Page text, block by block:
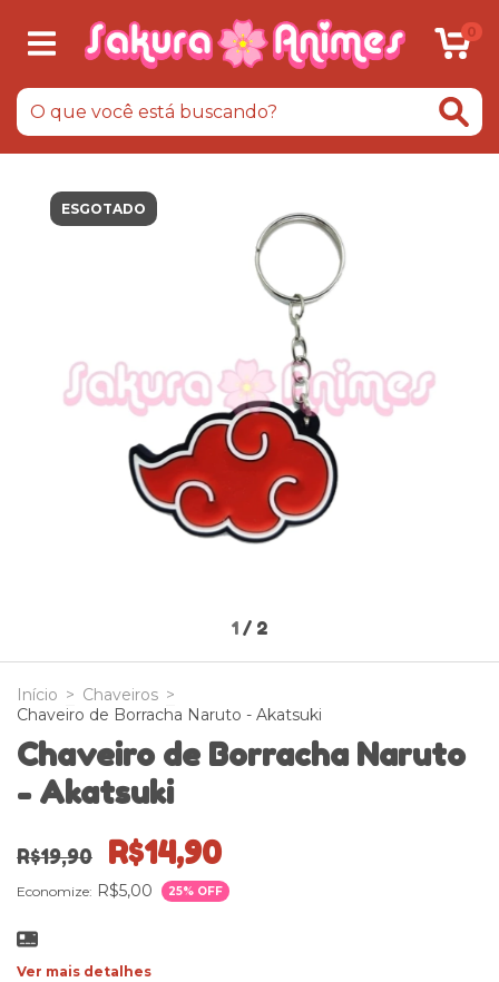
0
ESGOTADO
1 / 2
Início > Chaveiros >
Chaveiro de Borracha Naruto - Akatsuki
Chaveiro de Borracha Naruto
- Akatsuki
R$19,90 R$14,90
Economize: R$5,00 25% OFF
Ver mais detalhes